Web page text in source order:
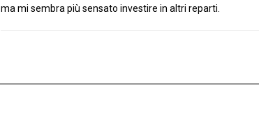
ma mi sembra più sensato investire in altri reparti.